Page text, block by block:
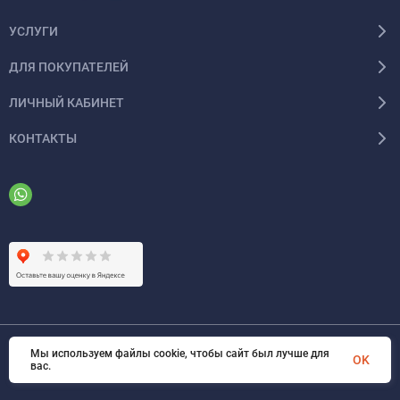
УСЛУГИ
ДЛЯ ПОКУПАТЕЛЕЙ
ЛИЧНЫЙ КАБИНЕТ
КОНТАКТЫ
© 2026 ООО «ФАЗИНЖИНИРИНГ». Все права защищены
Мы используем файлы cookie, чтобы сайт был лучше для
вас.
OK